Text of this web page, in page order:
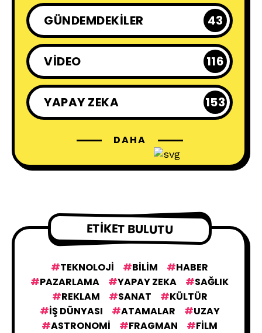
GÜNDEMDEKILER 43
VIDEO 116
YAPAY ZEKA 153
DAHA
ETIKET BULUTU
TEKNOLOJI BILIM
HABER
PAZARLAMA
YAPAY ZEKA
SAĞLIK
REKLAM
SANAT
KÜLTÜR
IŞ DÜNYASI
ATAMALAR
UZAY
ASTRONOMI
FRAGMAN
FILM